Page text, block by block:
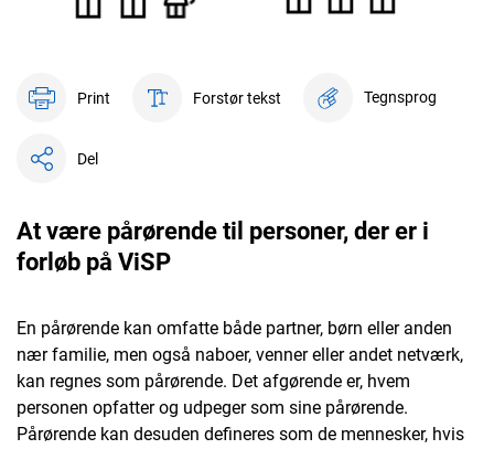
Print Forstør tekst Tegnsprog
Del
At være pårørende til personer, der er i
forløb på ViSP
En pårørende kan omfatte både partner, børn eller anden
nær familie, men også naboer, venner eller andet netværk,
kan regnes som pårørende. Det afgørende er, hvem
personen opfatter og udpeger som sine pårørende.
Pårørende kan desuden defineres som de mennesker, hvis